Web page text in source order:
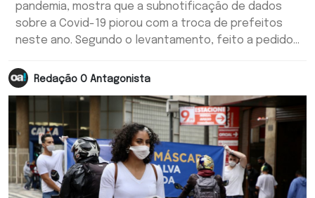
pandemia, mostra que a subnotificação de dados
sobre a Covid-19 piorou com a troca de prefeitos
neste ano. Segundo o levantamento, feito a pedido...
Redação O Antagonista